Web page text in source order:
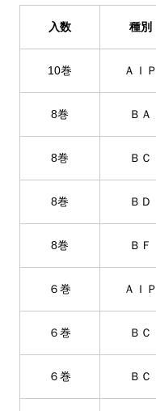
入数 種別
10巻 ＡＩＰ
8巻 ＢＡ
8巻 ＢＣ
8巻 ＢＤ
8巻 ＢＦ
６巻 ＡＩＰ
６巻 ＢＣ
６巻 ＢＣ